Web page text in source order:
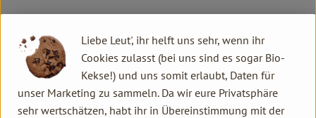
Liebe Leut', ihr helft uns sehr, wenn ihr
Cookies zulasst (bei uns sind es sogar Bio-
Kekse!) und uns somit erlaubt, Daten für
unser Marketing zu sammeln. Da wir eure Privatsphäre
sehr wertschätzen, habt ihr in Übereinstimmung mit der